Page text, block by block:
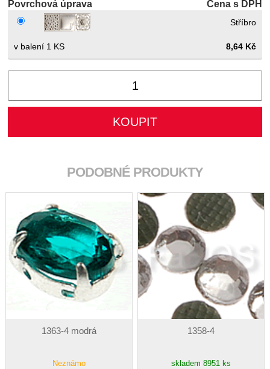
Povrchová úprava Cena s DPH
Stříbro
1 KS 8,64 Kč
PODOBNÉ PRODUKTY
1363-4 modrá
Neznámo
1358-4
skladem 8951 ks